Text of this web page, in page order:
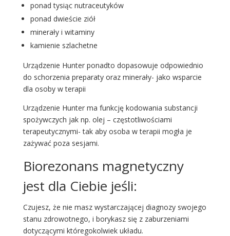
ponad tysiąc nutraceutyków
ponad dwieście ziół
minerały i witaminy
kamienie szlachetne
Urządzenie Hunter ponadto dopasowuje odpowiednio
do schorzenia preparaty oraz minerały- jako wsparcie
dla osoby w terapii
Urządzenie Hunter ma funkcję kodowania substancji
spożywczych jak np. olej – częstotliwościami
terapeutycznymi- tak aby osoba w terapii mogła je
zażywać poza sesjami.
Biorezonans magnetyczny
jest dla Ciebie jeśli:
Czujesz, że nie masz wystarczającej diagnozy swojego
stanu zdrowotnego, i borykasz się z zaburzeniami
dotyczącymi któregokolwiek układu.